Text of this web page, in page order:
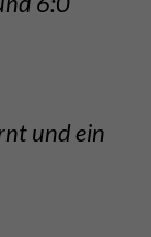
und ein